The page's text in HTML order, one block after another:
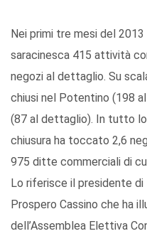
Nei primi tre mesi del
saracinesca 415 attività
negozi al dettaglio. Su
chiusi nel Potentino (198
(87 al dettaglio). In tutto lo
chiusura ha toccato 2,6
975 ditte commerciali di
Lo riferisce il presidente
Prospero Cassino che ha
dell’Assemblea Elettiva